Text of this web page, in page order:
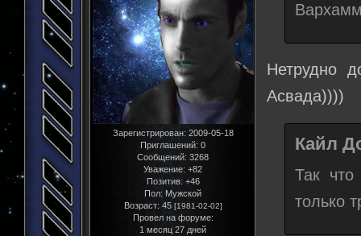
Зарегистрирован: 2009-05-18
Приглашений: 0
Сообщений: 3268
Уважение: +82
Позитив: +46
Пол:Мужской
Возраст: 45 [1981-02-02]
Провел на форуме:
1 месяц 27 дней
Нетрудно
Асвада))))
Кайл
Так
только